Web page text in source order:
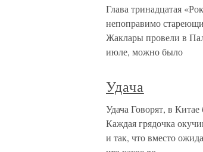
Глава тринадцатая
непоправимо
Жаклары провели в
июле, можно было
Удача
Удача Говорят, в
Каждая грядочка
и так, что вместо